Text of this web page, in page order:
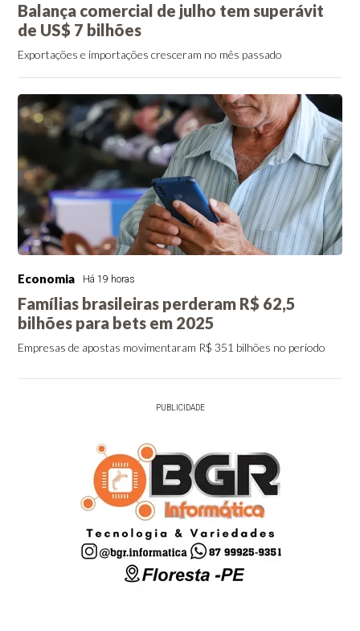
Balança comercial de julho tem superávit
de US$ 7 bilhões
Exportações e importações cresceram no mês passado
Economia Há 19 horas
Famílias brasileiras perderam R$ 62,5
bilhões para bets em 2025
Empresas de apostas movimentaram R$ 351 bilhões no período
PUBLICIDADE